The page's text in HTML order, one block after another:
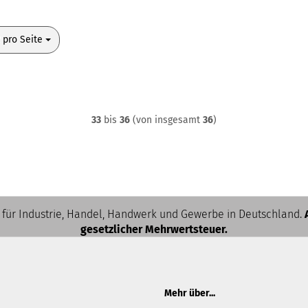
pro Seite
Seite
33 bis 36 (von insgesamt 36)
Industrie, Handel, Handwerk und Gewerbe in Deutschland.
gesetzlicher Mehrwertsteuer.
Mehr über...